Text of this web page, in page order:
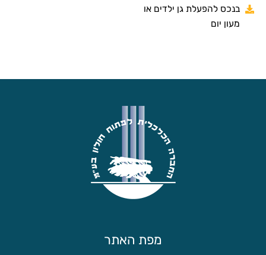
בנכס להפעלת גן ילדים או
מעון יום
מפת האתר